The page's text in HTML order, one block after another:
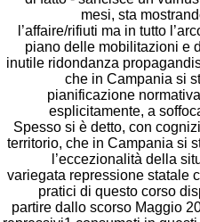
mesi, sta
l’affaire/rifiuti ma in tutto
piano delle mobilitazioni e
inutile ridondanza
che in Campania si
pianificazione
esplicitamente, a
Spesso si è detto, con
territorio, che in Campania si
l’eccezionalità della
variegata repressione statale
pratici di questo corso
partire dallo scorso Maggio